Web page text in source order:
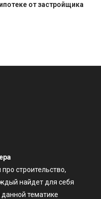
от застройщика
строительство,
найдет для себя
тематике